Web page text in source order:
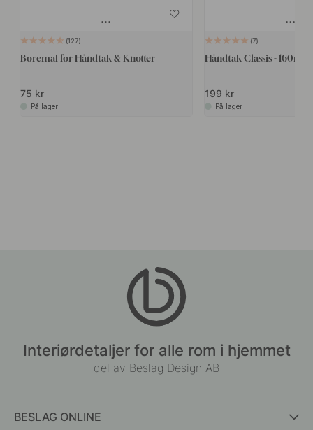
127
Boremal for Håndtak & Knotter
75 kr
På lager
7
Håndtak Classis -
199 kr
På lager
Interiørdetaljer for alle rom i hjemmet
del av Beslag Design AB
BESLAG ONLINE